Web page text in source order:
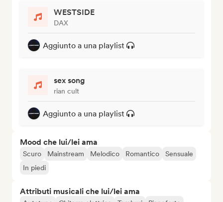
WESTSIDE
DAX
Aggiunto a una playlist
sex song
rian cult
Aggiunto a una playlist
Mood che lui/lei ama
Scuro Mainstream Melodico Romantico
Sensuale
In piedi
Attributi musicali che lui/lei ama